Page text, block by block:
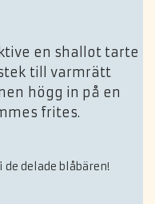
en shallot tarte
till varmrätt
högg in på en
frites.
de delade blåbären!